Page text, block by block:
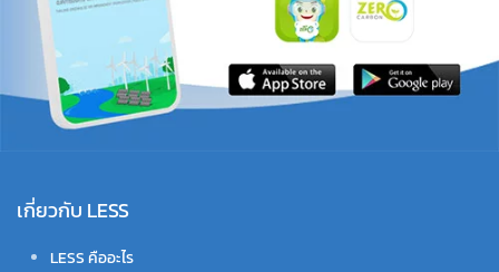
เกี่ยวกับ LESS
LESS คืออะไร